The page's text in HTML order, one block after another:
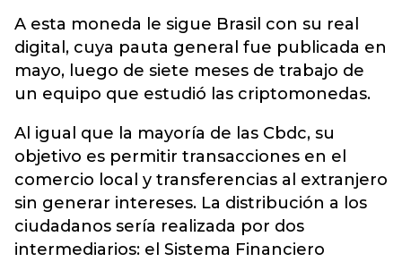
A esta moneda le sigue Brasil con su real
digital, cuya pauta general fue publicada en
mayo, luego de siete meses de trabajo de
un equipo que estudió las criptomonedas.
Al igual que la mayoría de las Cbdc, su
objetivo es permitir transacciones en el
comercio local y transferencias al extranjero
sin generar intereses. La distribución a los
ciudadanos sería realizada por dos
intermediarios: el Sistema Financiero